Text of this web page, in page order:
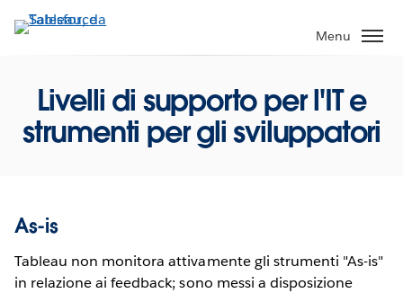
Passa
Menu
Livelli di supporto per l'IT e
strumenti per gli sviluppatori
As-is
Tableau non monitora attivamente gli strumenti "As-is"
in relazione ai feedback; sono messi a disposizione